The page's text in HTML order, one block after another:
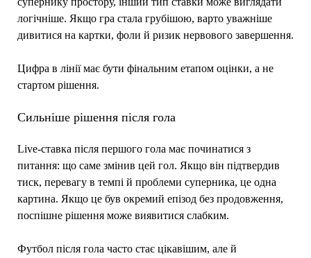
логічніше. Якщо гра стала грубішою, варто уважніше
дивитися на картки, фоли й ризик нервового завершення.
Цифра в лінії має бути фінальним етапом оцінки, а не
стартом рішення.
Сильніше рішення після гола
Live-ставка після першого гола має починатися з
питання: що саме змінив цей гол. Якщо він підтвердив
тиск, перевагу в темпі й проблеми суперника, це одна
картина. Якщо це був окремий епізод без продовження,
поспішне рішення може виявитися слабким.
Футбол після гола часто стає цікавішим, але й